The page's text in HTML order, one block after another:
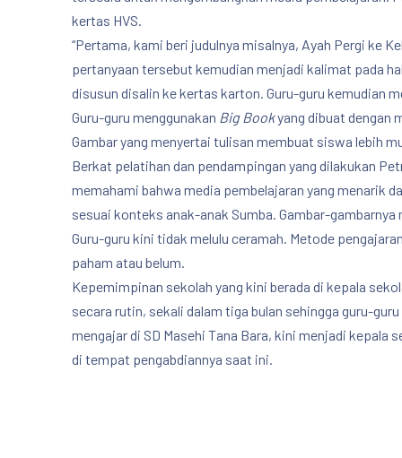
kertas HVS.
“Pertama, kami beri judulnya misalnya, Ayah Pergi ke
pertanyaan tersebut kemudian menjadi kalimat pada
disusun disalin ke kertas karton. Guru-guru kemudian
Guru-guru menggunakan Big Bookyang dibuat dengan
Gambar yang menyertai tulisan membuat siswa lebih
Berkat pelatihan dan pendampingan yang dilakukan
memahami bahwa media pembelajaran yang menarik
sesuai konteks anak-anak Sumba. Gambar-
Guru-guru kini tidak melulu ceramah. Metode
paham atau belum.
Kepemimpinan sekolah yang kini berada di kepala
secara rutin, sekali dalam tiga bulan sehingga guru-
mengajar di SD Masehi Tana Bara, kini menjadi kepala
di tempat pengabdiannya saat ini.
PREVIOUS